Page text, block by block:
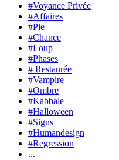
#Voyance Privée
#Affaires
#Pie
#Chance
#Loup
#Phases
# Restaurée
#Vampire
#Ombre
#Kabbale
#Halloween
#Signs
#Humandesign
#Regression
...